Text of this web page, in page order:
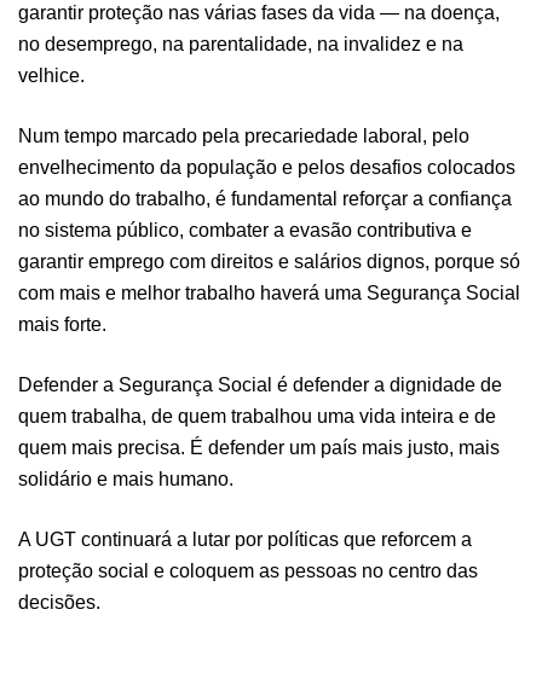
garantir proteção nas várias fases da vida — na doença,
no desemprego, na parentalidade, na invalidez e na
velhice.
Num tempo marcado pela precariedade laboral, pelo
envelhecimento da população e pelos desafios colocados
ao mundo do trabalho, é fundamental reforçar a confiança
no sistema público, combater a evasão contributiva e
garantir emprego com direitos e salários dignos, porque só
com mais e melhor trabalho haverá uma Segurança Social
mais forte.
Defender a Segurança Social é defender a dignidade de
quem trabalha, de quem trabalhou uma vida inteira e de
quem mais precisa. É defender um país mais justo, mais
solidário e mais humano.
A UGT continuará a lutar por políticas que reforcem a
proteção social e coloquem as pessoas no centro das
decisões.